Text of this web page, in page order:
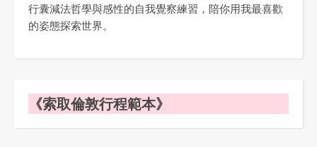
行囊減法哲學與感性的自我覺察練習，陪你用我最喜歡
的姿態探索世界。
《索取倫敦行程範本》